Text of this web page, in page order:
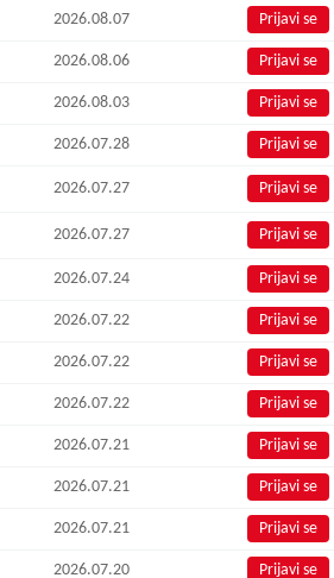
2026.08.07 Prijavi se
2026.08.06 Prijavi se
2026.08.03 Prijavi se
2026.07.28
Prijavi se
2026.07.27
Prijavi se
2026.07.27 Prijavi se
2026.07.24 Prijavi se
2026.07.22 Prijavi se
2026.07.22 Prijavi se
2026.07.22 Prijavi se
2026.07.21 Prijavi se
2026.07.21 Prijavi se
2026.07.21 Prijavi se
2026.07.20 Prijavi se